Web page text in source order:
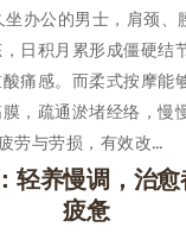
办公的男士，肩颈、
日积月累形成僵硬结
痛感。而柔式按摩能
，疏通淤堵经络，慢
劳与劳损，有效改…
轻养慢调，治
疲惫